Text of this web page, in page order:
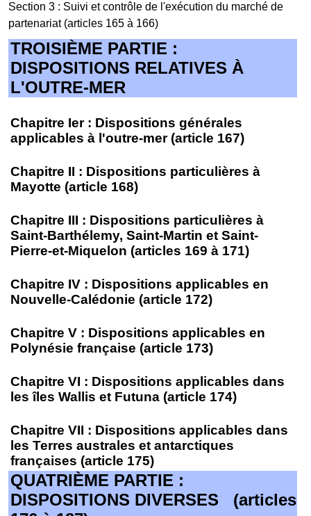
Section 3 : Suivi et contrôle de l'exécution du marché de
partenariat (articles 165 à 166)
TROISIÈME PARTIE :
DISPOSITIONS RELATIVES À
L'OUTRE-MER
Chapitre Ier : Dispositions générales
applicables à l'outre-mer (article 167)
Chapitre II : Dispositions particulières à
Mayotte (article 168)
Chapitre III : Dispositions particulières à
Saint-Barthélemy, Saint-Martin et Saint-
Pierre-et-Miquelon (articles 169 à 171)
Chapitre IV : Dispositions applicables en
Nouvelle-Calédonie (article 172)
Chapitre V : Dispositions applicables en
Polynésie française (article 173)
Chapitre VI : Dispositions applicables dans
les îles Wallis et Futuna (article 174)
Chapitre VII : Dispositions applicables dans
les Terres australes et antarctiques
françaises (article 175)
QUATRIÈME PARTIE :
DISPOSITIONS DIVERSES (articles